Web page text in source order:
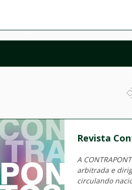
Revista
A
arbitrada e
circulando